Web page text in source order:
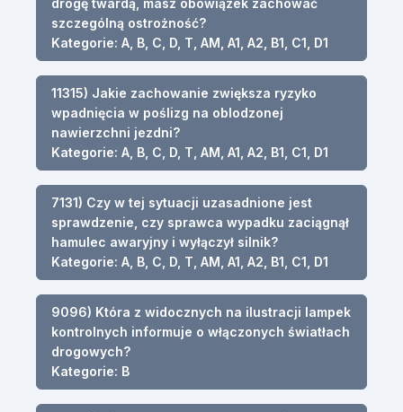
szczególną ostrożność?
Kategorie: A, B, C, D, T, AM, A1, A2, B1, C1, D1
11315) Jakie zachowanie zwiększa ryzyko
wpadnięcia w poślizg na oblodzonej
nawierzchni jezdni?
Kategorie: A, B, C, D, T, AM, A1, A2, B1, C1, D1
7131) Czy w tej sytuacji uzasadnione jest
sprawdzenie, czy sprawca wypadku zaciągnął
hamulec awaryjny i wyłączył silnik?
Kategorie: A, B, C, D, T, AM, A1, A2, B1, C1, D1
9096) Która z widocznych na ilustracji lampek
kontrolnych informuje o włączonych światłach
drogowych?
Kategorie: B